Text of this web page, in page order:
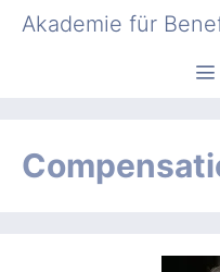
ZumAkademie für